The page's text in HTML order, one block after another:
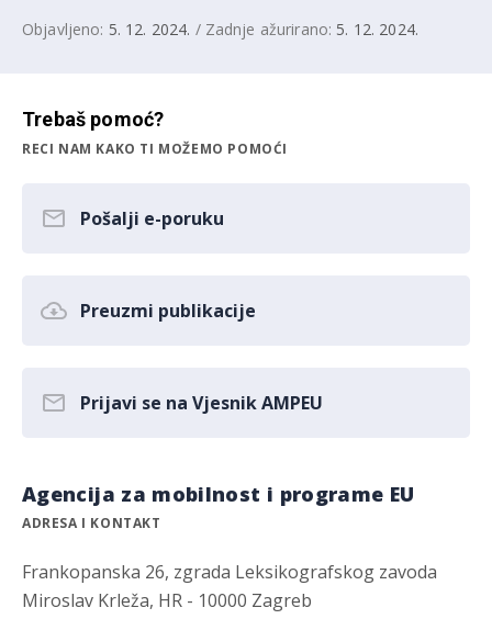
Objavljeno: 5. 12. 2024. / Zadnje ažurirano: 5. 12. 2024.
Trebaš pomoć?
RECI NAM KAKO TI MOŽEMO POMOĆI
Pošalji e-poruku
Preuzmi publikacije
Prijavi se na Vjesnik AMPEU
Agencija za mobilnost i programe EU
ADRESA I KONTAKT
Frankopanska 26, zgrada Leksikografskog zavoda
Miroslav Krleža, HR - 10000 Zagreb